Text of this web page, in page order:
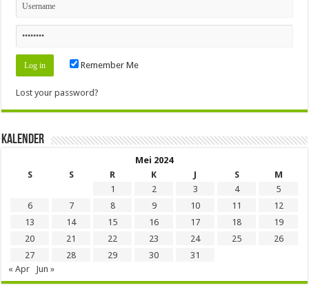
Remember Me
Lost your password?
Kalender
Mei 2024
S
S R K J S
M
1
2 3 4
5
6
7 8 9 10 11
12
13
14 15 16 17 18
19
20
21 22 23 24 25
26
27
28 29 30
31
« Apr
Jun »